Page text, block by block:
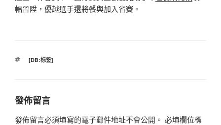
幅晉陞，優越選手還將餐與加入省賽。
標
[DB:标签]
發佈留言
發佈留言必須填寫的電子郵件地址不會公開。 必填欄位標